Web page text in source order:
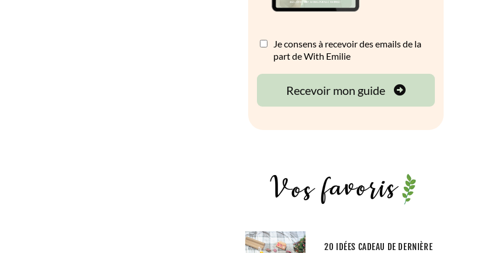
20 IDÉES CADEAU DE DERNIÈRE